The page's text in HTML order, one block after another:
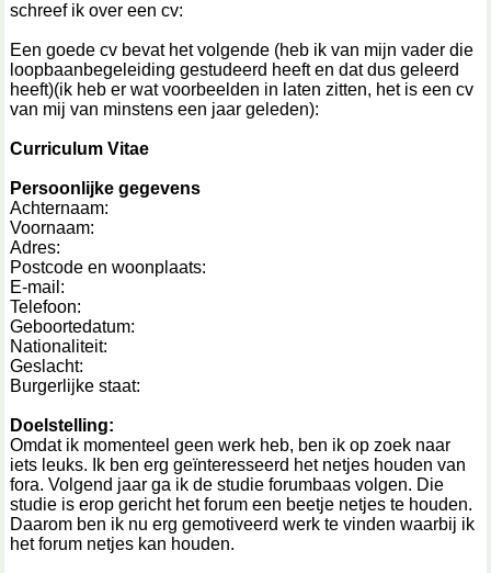
schreef ik over een cv:
Een goede cv bevat het volgende (heb ik van mijn vader die
loopbaanbegeleiding gestudeerd heeft en dat dus geleerd
heeft)(ik heb er wat voorbeelden in laten zitten, het is een cv
van mij van minstens een jaar geleden):
Curriculum Vitae
Persoonlijke gegevens
Achternaam:
Voornaam:
Adres:
Postcode en woonplaats:
E-mail:
Telefoon:
Geboortedatum:
Nationaliteit:
Geslacht:
Burgerlijke staat:
Doelstelling:
Omdat ik momenteel geen werk heb, ben ik op zoek naar
iets leuks. Ik ben erg geïnteresseerd het netjes houden van
fora. Volgend jaar ga ik de studie forumbaas volgen. Die
studie is erop gericht het forum een beetje netjes te houden.
Daarom ben ik nu erg gemotiveerd werk te vinden waarbij ik
het forum netjes kan houden.